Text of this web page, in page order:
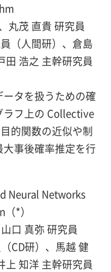
丸茂 直貴 研究員
（人間研）、倉島
田 浩之 主幹研究員
タを扱うための確
ラフ上の Collective
的関数の近似や制
事後確率推定を行
Neural Networks
*）
口 真弥 研究員
CD研）、馬越 健
上 知洋 主幹研究員